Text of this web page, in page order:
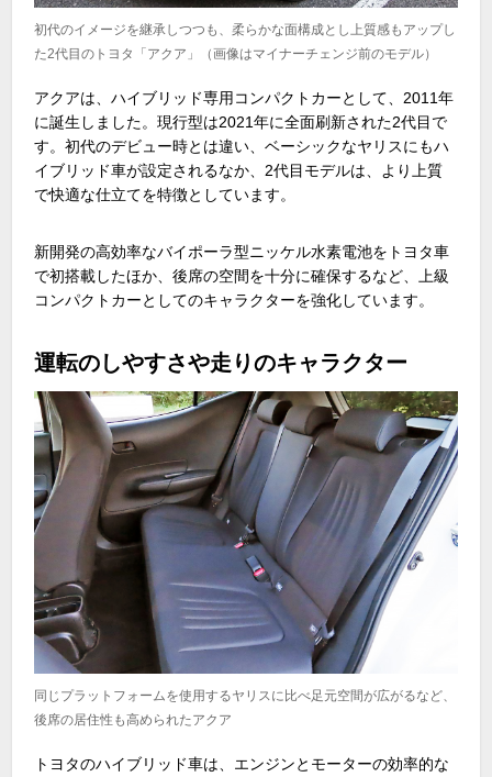
初代のイメージを継承しつつも、柔らかな面構成とし上質感もアップし
た2代目のトヨタ「アクア」（画像はマイナーチェンジ前のモデル）
アクアは、ハイブリッド専用コンパクトカーとして、 2011年
に誕生しました。現行型は2021年に全面刷新された2代目で
す。初代のデビュー時とは違い、ベーシックなヤリスにもハ
イブリッド車が設定されるなか、 2代目モデルは、より上質
で快適な仕立てを特徴としています。
新開発の高効率なバイポーラ型ニッケル水素電池をトヨタ車
で初搭載したほか、後席の空間を十分に確保するなど、上級
コンパクトカーとしてのキャラクターを強化しています。
運転のしやすさや走りのキャラクター
同じプラットフォームを使用するヤリスに比べ足元空間が広がるなど、
後席の居住性も高められたアクア
トヨタのハイブリッド車は、エンジンとモーターの効率的な